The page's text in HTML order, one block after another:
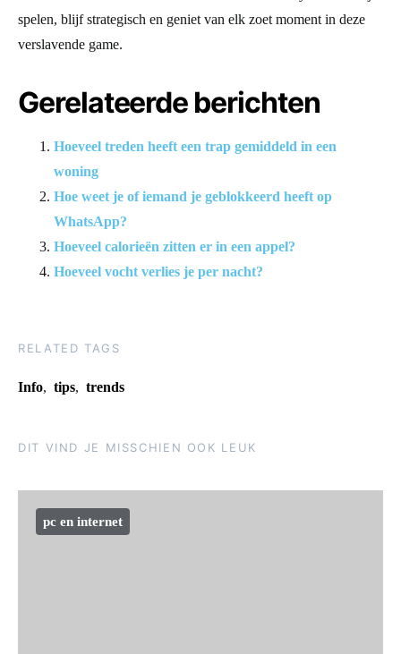
spelen, blijf strategisch en geniet van elk zoet moment in deze
verslavende game.
Gerelateerde berichten
Hoeveel treden heeft een trap gemiddeld in een
woning
Hoe weet je of iemand je geblokkeerd heeft op
WhatsApp?
Hoeveel calorieën zitten er in een appel?
Hoeveel vocht verlies je per nacht?
RELATED TAGS
Info, tips, trends
DIT VIND JE MISSCHIEN OOK LEUK
pc en internet